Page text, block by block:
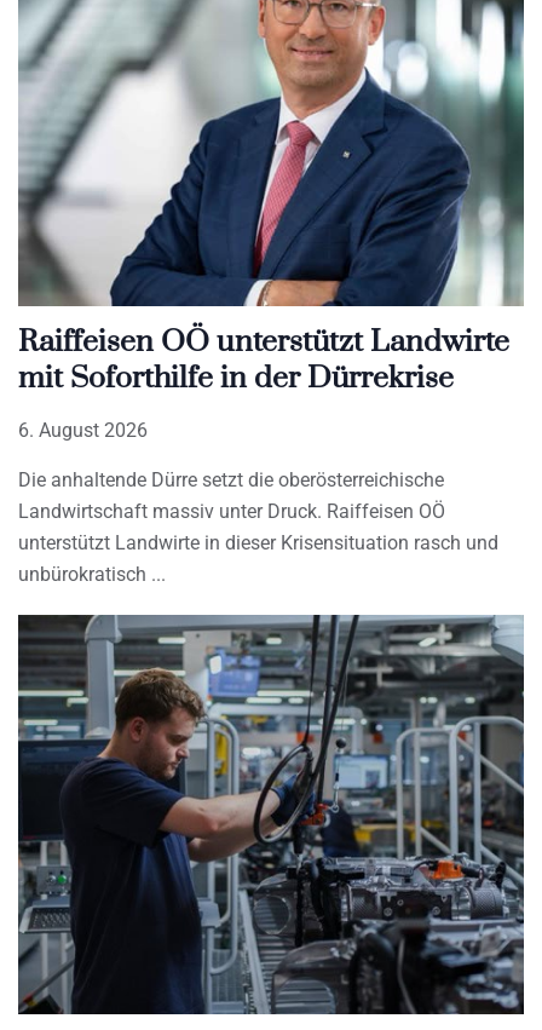
Raiffeisen OÖ unterstützt Landwirte
mit Soforthilfe in der Dürrekrise
6. August 2026
Die anhaltende Dürre setzt die oberösterreichische
Landwirtschaft massiv unter Druck. Raiffeisen OÖ
unterstützt Landwirte in dieser Krisensituation rasch und
unbürokratisch